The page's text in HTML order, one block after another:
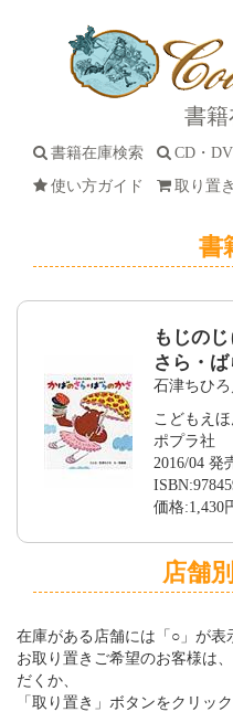
書
書籍在庫検索 CD・
使い方ガイド
取り置
書
もじの
さら・ば
石津ちひ
こどもえ
ポプラ社
2016/04 発
価格:1,430
店舗
在庫がある店舗には「○」が表
お取り置きご希望のお客様は
だくか、
「取り置き」ボタンをクリッ